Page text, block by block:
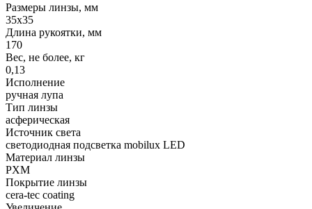
Размеры линзы, мм
35x35
Длина рукоятки, мм
170
Вес, не более, кг
0,13
Исполнение
ручная лупа
Тип линзы
асферическая
Источник света
светодиодная подсветка mobilux LED
Материал линзы
PXM
Покрытие линзы
cera-tec coating